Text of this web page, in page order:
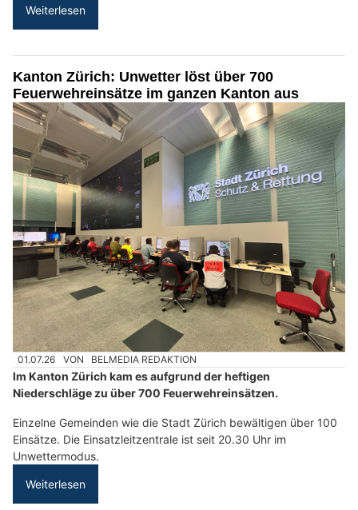
Weiterlesen
Kanton Zürich: Unwetter löst über 700
Feuerwehreinsätze im ganzen Kanton aus
01.07.26 VON BELMEDIA REDAKTION
Im Kanton Zürich kam es aufgrund der heftigen
Niederschläge zu über 700 Feuerwehreinsätzen.
Einzelne Gemeinden wie die Stadt Zürich bewältigen über 100
Einsätze. Die Einsatzleitzentrale ist seit 20.30 Uhr im
Unwettermodus.
Weiterlesen